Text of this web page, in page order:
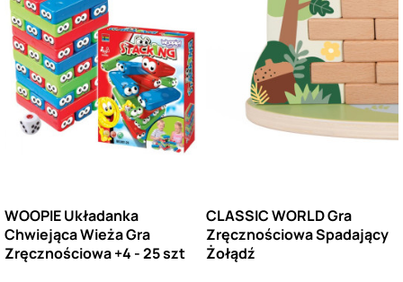
WOOPIE Układanka
Chwiejąca Wieża Gra
Zręcznościowa +4 - 25 szt
CLASSIC WORLD Gra
Zręcznościowa Spadający
Żołądź